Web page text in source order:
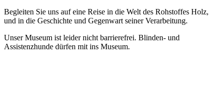
Begleiten Sie uns auf eine Reise in die Welt des Rohstoffes Holz,
und in die Geschichte und Gegenwart seiner Verarbeitung.
Unser Museum ist leider nicht barrierefrei. Blinden- und
Assistenzhunde dürfen mit ins Museum.